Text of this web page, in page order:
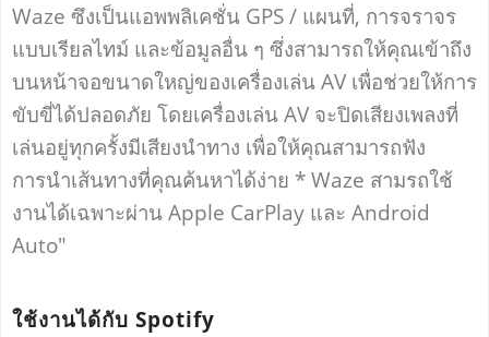
Waze ซึงเป็นแอพพลิเคชั่น GPS / แผนที่, การจราจร
แบบเรียลไทม์ และข้อมูลอื่น ๆ ซึ่งสามารถให้คุณเข้าถึง
บนหน้าจอขนาดใหญ่ของเครื่องเล่น AV เพื่อช่วยให้การ
ขับขี่ได้ปลอดภัย โดยเครื่องเล่น AV จะปิดเสียงเพลงที่
เล่นอยู่ทุกครั้งมีเสียงนำทาง เพื่อให้คุณสามารถฟัง
การนำเส้นทางที่คุณค้นหาได้ง่าย * Waze สามรถใช้
งานได้เฉพาะผ่าน Apple CarPlay และ Android
Auto"
ใช้งานได้กับ Spotify